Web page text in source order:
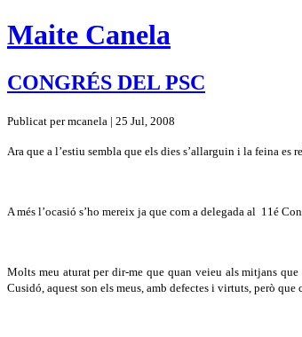
Maite Canela
CONGRÉS DEL PSC
Publicat per mcanela | 25 Jul, 2008
Ara que a l’estiu sembla que els dies s’allarguin i la feina
A més l’ocasió s’ho mereix ja que com a delegada al 11é
Molts meu aturat per dir-me que quan veieu als mitjans
Cusidó, aquest son els meus, amb defectes i virtuts, però que